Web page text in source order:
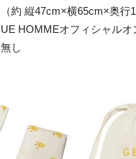
約 縦47cm×横65cm×奥行
HOMMEオフィシャルオ
し